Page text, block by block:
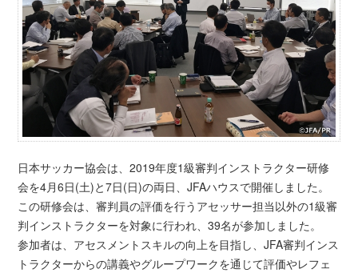
日本サッカー協会は、2019年度1級審判インストラクター研修
会を4月6日(土)と7日(日)の両日、JFAハウスで開催しました。
この研修会は、審判員の評価を行うアセッサー担当以外の1級審
判インストラクターを対象に行われ、39名が参加しました。
参加者は、アセスメントスキルの向上を目指し、JFA審判インス
トラクターからの講義やグループワークを通じて評価やレフェ